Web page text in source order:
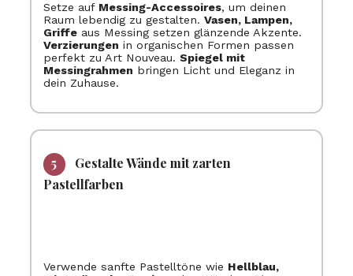
Setze auf Messing-Accessoires, um deinen
Raum lebendig zu gestalten. Vasen, Lampen,
Griffeaus Messing setzen glänzende Akzente.
Verzierungen in organischen Formen passen
perfekt zu Art Nouveau. Spiegel mit
Messingrahmen bringen Licht und Eleganz in
dein Zuhause.
Gestalte Wände mit zarten
Pastellfarben
Verwende sanfte Pastelltöne wie Hellblau,